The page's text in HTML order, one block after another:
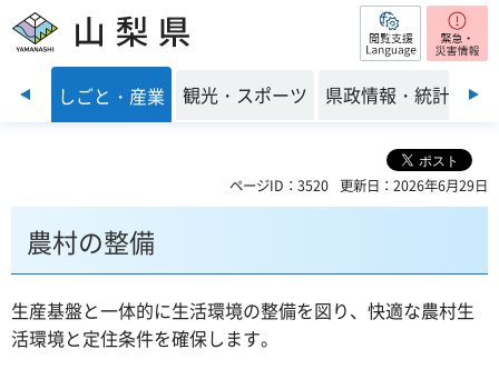
山梨県 閲覧支援
前のスライドを表示
境 しごと・産業 観光・スポーツ 県政情報・統計
ページID：3520 更新日：2026年6月29日
農村の整備
生産基盤と一体的に生活環境の整備を図り、快適な農村生
活環境と定住条件を確保します。